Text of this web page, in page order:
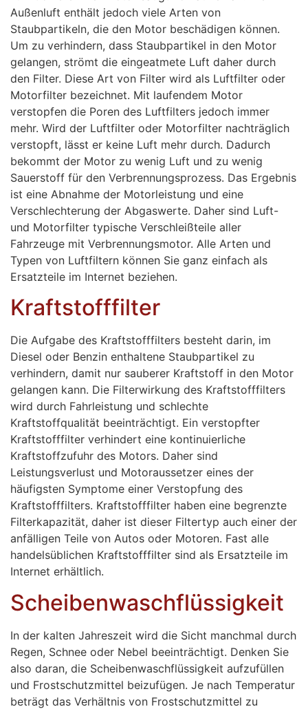
Außenluft enthält jedoch viele Arten von
Staubpartikeln, die den Motor beschädigen können.
Um zu verhindern, dass Staubpartikel in den Motor
gelangen, strömt die eingeatmete Luft daher durch
den Filter. Diese Art von Filter wird als Luftfilter oder
Motorfilter bezeichnet. Mit laufendem Motor
verstopfen die Poren des Luftfilters jedoch immer
mehr. Wird der Luftfilter oder Motorfilter nachträglich
verstopft, lässt er keine Luft mehr durch. Dadurch
bekommt der Motor zu wenig Luft und zu wenig
Sauerstoff für den Verbrennungsprozess. Das Ergebnis
ist eine Abnahme der Motorleistung und eine
Verschlechterung der Abgaswerte. Daher sind Luft-
und Motorfilter typische Verschleißteile aller
Fahrzeuge mit Verbrennungsmotor. Alle Arten und
Typen von Luftfiltern können Sie ganz einfach als
Ersatzteile im Internet beziehen.
Kraftstofffilter
Die Aufgabe des Kraftstofffilters besteht darin, im
Diesel oder Benzin enthaltene Staubpartikel zu
verhindern, damit nur sauberer Kraftstoff in den Motor
gelangen kann. Die Filterwirkung des Kraftstofffilters
wird durch Fahrleistung und schlechte
Kraftstoffqualität beeinträchtigt. Ein verstopfter
Kraftstofffilter verhindert eine kontinuierliche
Kraftstoffzufuhr des Motors. Daher sind
Leistungsverlust und Motoraussetzer eines der
häufigsten Symptome einer Verstopfung des
Kraftstofffilters. Kraftstofffilter haben eine begrenzte
Filterkapazität, daher ist dieser Filtertyp auch einer der
anfälligen Teile von Autos oder Motoren. Fast alle
handelsüblichen Kraftstofffilter sind als Ersatzteile im
Internet erhältlich.
Scheibenwaschflüssigkeit
In der kalten Jahreszeit wird die Sicht manchmal durch
Regen, Schnee oder Nebel beeinträchtigt. Denken Sie
also daran, die Scheibenwaschflüssigkeit aufzufüllen
und Frostschutzmittel beizufügen. Je nach Temperatur
beträgt das Verhältnis von Frostschutzmittel zu